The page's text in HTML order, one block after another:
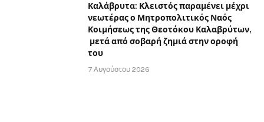
Καλάβρυτα: Κλειστός παραμένει μέχρι
νεωτέρας ο Μητροπολιτικός Ναός
Κοιμήσεως της Θεοτόκου Καλαβρύτων,
μετά από σοβαρή ζημιά στην οροφή
του
7 Αυγούστου 2026